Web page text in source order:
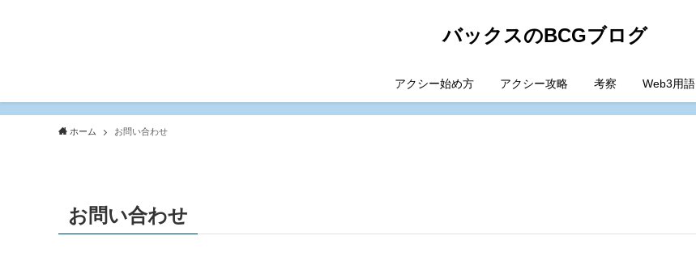
バックスのBCGブログ
アクシー始め方 アクシー攻略 考察 Web3用語
ホーム お問い合わせ
お問い合わせ